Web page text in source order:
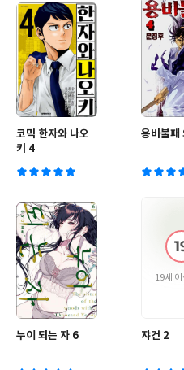
코믹 한자와 나오
키 4
용비불패
누이 되는 자 6
19세
쟈건 2